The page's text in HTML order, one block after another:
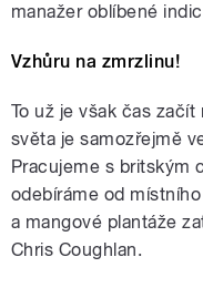
manažer oblíbené
Vzhůru na zmrzlinu!
To už je však čas začít
světa je samozřejmě
Pracujeme s britským
odebíráme od
a mangové plantáže
Chris Coughlan.